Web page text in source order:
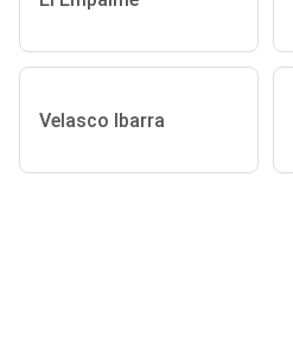
Velasco Ibarra